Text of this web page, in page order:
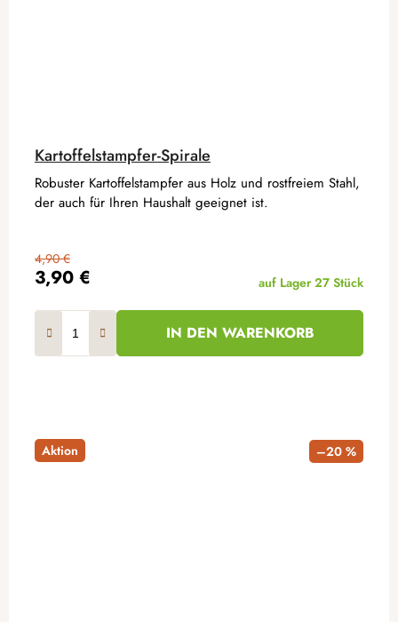
Kartoffelstampfer-Spirale
3,90 €
4,90 €
auf Lager 27 Stück
IN DEN WARENKORB
Robuster Kartoffelstampfer aus Holz und rostfreiem Stahl,
der auch für Ihren Haushalt geeignet ist.
Aktion –20 %